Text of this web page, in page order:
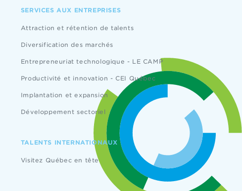
SERVICES AUX ENTREPRISES
Attraction et rétention de talents
Diversification des marchés
Entrepreneuriat technologique - LE CAMP
Productivité et innovation - CEI Québec
Implantation et expansion
Développement sectoriel
TALENTS INTERNATIONAUX
Visitez Québec en tête